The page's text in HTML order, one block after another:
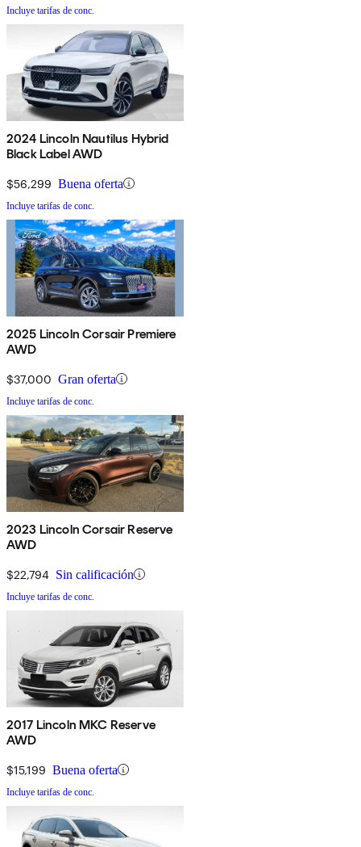
Incluye tarifas de conc.
2024 Lincoln Nautilus Hybrid
Black Label AWD
$56,299 Buena oferta
Incluye tarifas de conc.
2025 Lincoln Corsair Premiere
AWD
$37,000 Gran oferta
Incluye tarifas de conc.
2023 Lincoln Corsair Reserve
AWD
$22,794 Sin calificación
Incluye tarifas de conc.
2017 Lincoln MKC Reserve
AWD
$15,199 Buena oferta
Incluye tarifas de conc.